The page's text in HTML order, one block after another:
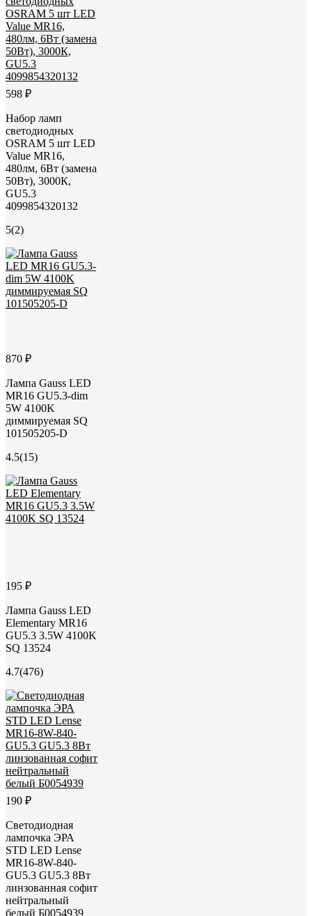
598 ₽
Набор ламп
светодиодных
OSRAM 5 шт LED
Value MR16,
480лм, 6Вт (замена
50Вт), 3000К,
GU5.3
4099854320132
5(2)
870 ₽
Лампа Gauss LED
MR16 GU5.3-dim
5W 4100K
диммируемая SQ
101505205-D
4.5(15)
195 ₽
Лампа Gauss LED
Elementary MR16
GU5.3 3.5W 4100K
SQ 13524
4.7(476)
190 ₽
Светодиодная
лампочка ЭРА
STD LED Lense
MR16-8W-840-
GU5.3 GU5.3 8Вт
линзованная софит
нейтральный
белый Б0054939